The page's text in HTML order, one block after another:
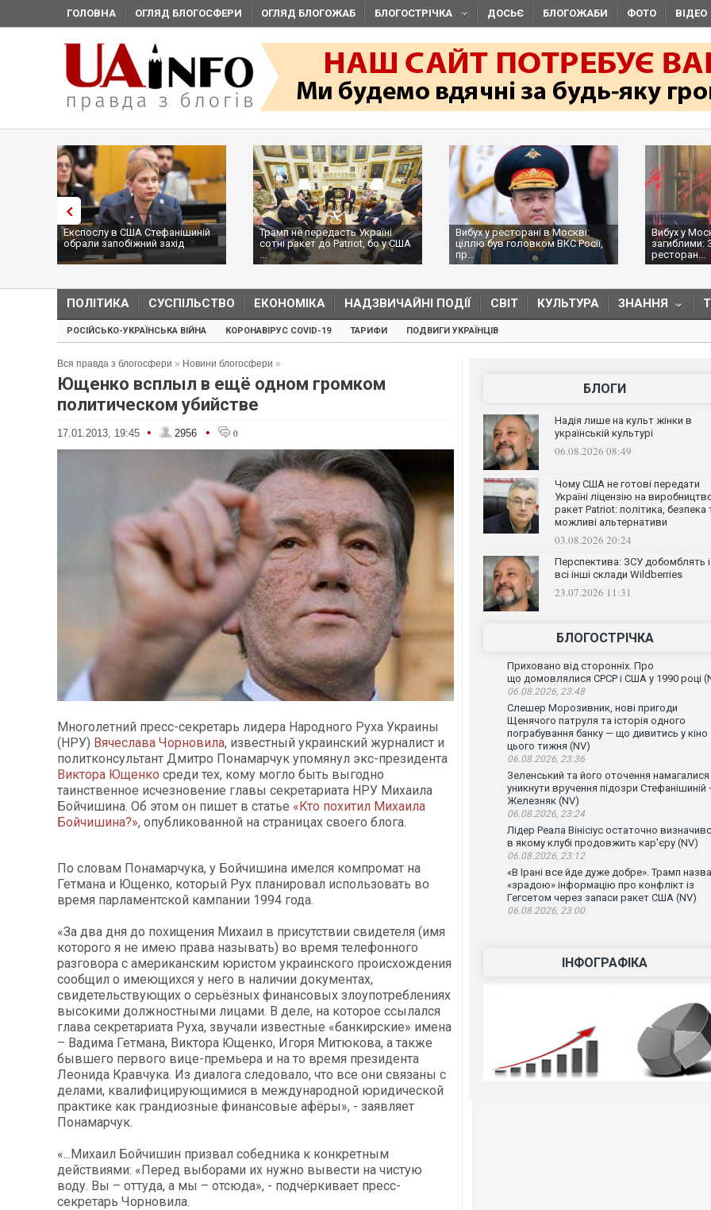
ГОЛОВНА ОГЛЯД БЛОГОСФЕРИ ОГЛЯД БЛОГОЖАБ БЛОГОСТРІЧКА ДОСЬЄ БЛОГОЖАБИ ФОТО ВІДЕО
Експослу в США Стефанішиній
обрали запобіжний захід
Трамп не передасть Україні
сотні ракет до Patriot, бо у США
...
Вибух у ресторані в Москві:
ціллю був головком ВКС Росії,
пр...
Вибух у
загиблими:
ресторан...
ПОЛІТИКА СУСПІЛЬСТВО ЕКОНОМІКА НАДЗВИЧАЙНІ ПОДІЇ СВІТ КУЛЬТУРА ЗНАННЯ
РОСІЙСЬКО-УКРАЇНСЬКА ВІЙНА КОРОНАВІРУС COVID-19 ТАРИФИ ПОДВИГИ УКРАЇНЦІВ
Вся правда з блогосфери » Новини блогосфери »
Ющенко всплыл в ещё одном громком
политическом убийстве
17.01.2013, 19:45 • 2956 • 0
Многолетний пресс-секретарь лидера Народного Руха Украины
(НРУ) Вячеслава Чорновила, известный украинский журналист и
политконсультант Дмитро Понамарчук упомянул экс-президента
Виктора Ющенко среди тех, кому могло быть выгодно
таинственное исчезновение главы секретариата НРУ Михаила
Бойчишина. Об этом он пишет в статье «Кто похитил Михаила
Бойчишина?», опубликованной на страницах своего блога.
По словам Понамарчука, у Бойчишина имелся компромат на
Гетмана и Ющенко, который Рух планировал использовать во
время парламентской кампании 1994 года.
«За два дня до похищения Михаил в присутствии свидетеля (имя
которого я не имею права называть) во время телефонного
разговора с американским юристом украинского происхождения
сообщил о имеющихся у него в наличии документах,
свидетельствующих о серьёзных финансовых злоупотреблениях
высокими должностными лицами. В деле, на которое ссылался
глава секретариата Руха, звучали известные «банкирские» имена
– Вадима Гетмана, Виктора Ющенко, Игоря Митюкова, а также
бывшего первого вице-премьера и на то время президента
Леонида Кравчука. Из диалога следовало, что все они связаны с
делами, квалифицирующимися в международной юридической
практике как грандиозные финансовые афёры», - заявляет
Понамарчук.
«...Михаил Бойчишин призвал собедника к конкретным
действиями: «Перед выборами их нужно вывести на чистую
воду. Вы – оттуда, а мы – отсюда», - подчёркивает пресс-
секретарь Чорновила.
БЛОГИ
Надія лише на культ жінки в
українській культурі
06.08.2026 08:49
Чому США не готові передати
Україні ліцензію на
ракет Patriot: політика, безпека
можливі альтернативи
03.08.2026 20:24
Перспектива: ЗСУ добомблять і
всі інші склади Wildberries
23.07.2026 11:31
БЛОГОСТРІЧКА
Приховано від сторонніх. Про
що домовлялися СРСР і США у 1990 році
06.08.2026, 23:48
Слешер Морозивник, нові пригоди
Щенячого патруля та історія одного
пограбування банку — що дивитись у кіно
цього тижня (NV)
06.08.2026, 23:36
Зеленський та його оточення намагалися
уникнути вручення підозри Стефанішиній
Железняк (NV)
06.08.2026, 23:24
Лідер Реала Вінісіус остаточно
в якому клубі продовжить кар'єру (NV)
06.08.2026, 23:12
«В Ірані все йде дуже добре». Трамп
«зрадою» інформацію про конфлікт із
Гегсетом через запаси ракет США (NV)
06.08.2026, 23:00
ІНФОГРАФІКА